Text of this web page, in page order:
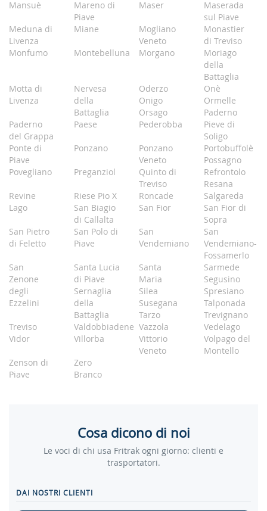
Mansuè
Mareno di
Piave
Maser
Maserada
sul Piave
Meduna di
Livenza
Miane
Mogliano
Veneto
Monastier
di Treviso
Monfumo
Montebelluna Morgano
Moriago
della
Battaglia
Motta di
Livenza
Nervesa
della
Battaglia
Oderzo
Onè
Onigo
Ormelle
Orsago
Paderno
Paderno
del Grappa
Paese Pederobba
Pieve di
Soligo
Ponte di
Piave
Ponzano
Ponzano
Veneto
Portobuffolè
Possagno
Povegliano
Preganziol
Quinto di
Treviso
Refrontolo
Resana
Revine
Lago
Riese Pio X Roncade
Salgareda
San Biagio
di Callalta
San Fior
San Fior di
Sopra
San Pietro
di Feletto
San Polo di
Piave
San
Vendemiano
San
Vendemiano-
Fossamerlo
San
Zenone
degli
Ezzelini
Santa Lucia
di Piave
Santa
Maria
Sarmede
Segusino
Sernaglia
della
Battaglia
Silea
Spresiano
Susegana
Talponada
Tarzo
Trevignano
Treviso
Valdobbiadene Vazzola
Vedelago
Vidor
Villorba
Vittorio
Veneto
Volpago del
Montello
Zenson di
Piave
Zero
Branco
Cosa dicono di noi
Le voci di chi usa Fritrak ogni giorno: clienti e
trasportatori.
DAI NOSTRI CLIENTI